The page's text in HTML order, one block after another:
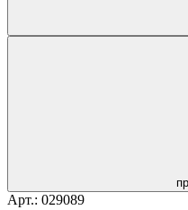
Арт.: 029089